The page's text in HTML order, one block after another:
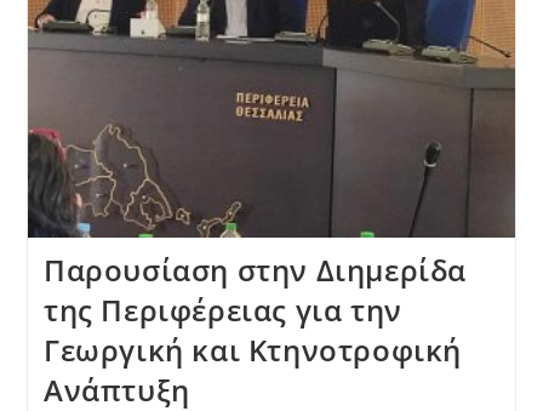
Παρουσίαση στην Διημερίδα
της Περιφέρειας για την
Γεωργική και Κτηνοτροφική
Ανάπτυξη